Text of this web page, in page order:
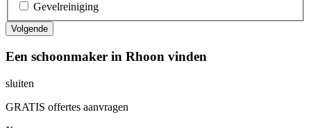
Gevelreiniging
Een schoonmaker in Rhoon vinden
sluiten
GRATIS offertes aanvragen